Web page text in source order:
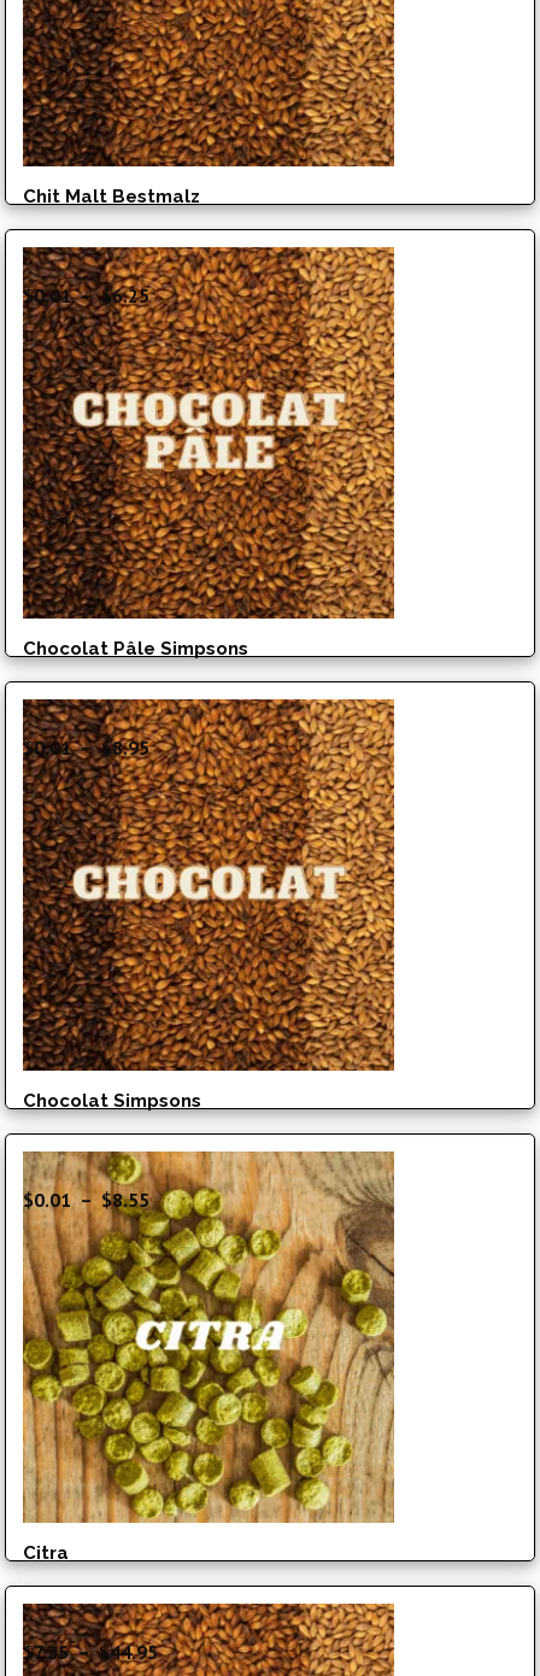
Chit Malt Bestmalz
$0.01 – $6.25Plage
de
prix :
$0.01
à
$6.25
Chocolat Pâle Simpsons
$0.01 – $8.95Plage
de
prix :
$0.01
à
$8.95
Chocolat Simpsons
$0.01 – $8.55Plage
de
prix :
$0.01
à
$8.55
Citra
$7.25 – $44.95Plage